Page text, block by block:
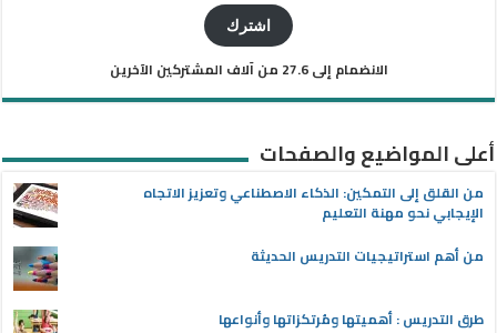
اشترك
الانضمام إلى 27.6 من آلاف المشتركين الآخرين
أعلى المواضيع والصفحات
من القلق إلى التمكين: الذكاء الاصطناعي وتعزيز الاتجاه
الإيجابي نحو مهنة التعليم
من أهم استراتيجيات التدريس الحديثة
طرق التدريس : أهميتها ومُرتكزاتها وأنواعها